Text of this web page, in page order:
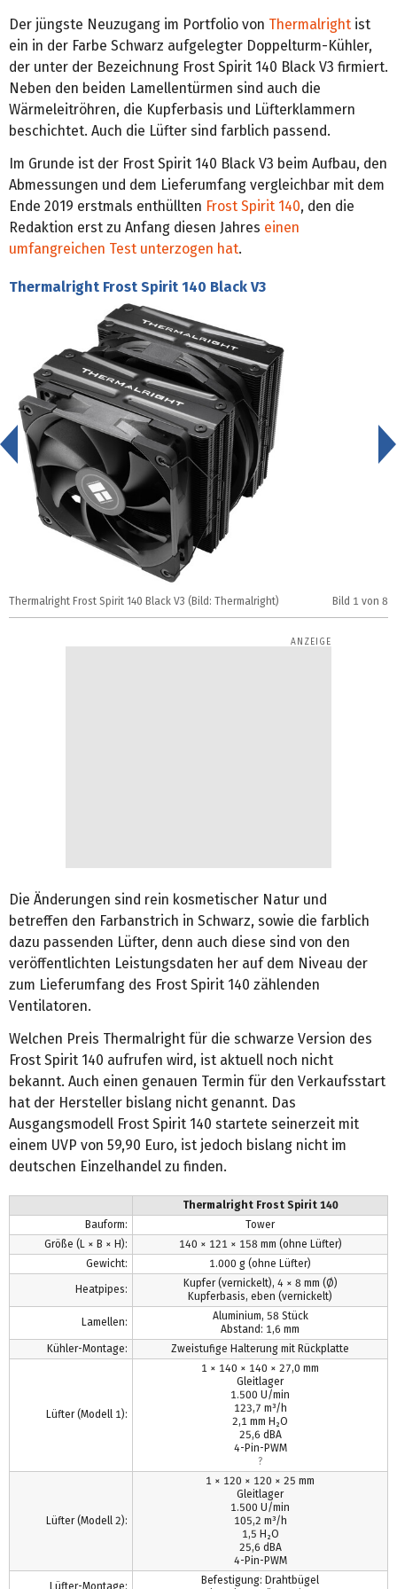
Der jüngste Neuzugang im Portfolio von Thermalright ist
ein in der Farbe Schwarz aufgelegter Doppelturm-Kühler,
der unter der Bezeichnung Frost Spirit 140 Black V3 firmiert.
Neben den beiden Lamellentürmen sind auch die
Wärmeleitröhren, die Kupferbasis und Lüfterklammern
beschichtet. Auch die Lüfter sind farblich passend.
Im Grunde ist der Frost Spirit 140 Black V3 beim Aufbau, den
Abmessungen und dem Lieferumfang vergleichbar mit dem
Ende 2019 erstmals enthüllten Frost Spirit 140, den die
Redaktion erst zu Anfang diesen Jahres einen
umfangreichen Test unterzogen hat.
Thermalright Frost Spirit 140 Black V3
Thermalright Frost Spirit 140 Black V3 (Bild: Thermalright) Bild 1 von 8
<
Die Änderungen sind rein kosmetischer Natur und
betreffen den Farbanstrich in Schwarz, sowie die farblich
dazu passenden Lüfter, denn auch diese sind von den
veröffentlichten Leistungsdaten her auf dem Niveau der
zum Lieferumfang des Frost Spirit 140 zählenden
Ventilatoren.
Welchen Preis Thermalright für die schwarze Version des
Frost Spirit 140 aufrufen wird, ist aktuell noch nicht
bekannt. Auch einen genauen Termin für den Verkaufsstart
hat der Hersteller bislang nicht genannt. Das
Ausgangsmodell Frost Spirit 140 startete seinerzeit mit
einem UVP von 59,90 Euro, ist jedoch bislang nicht im
deutschen Einzelhandel zu finden.
Thermalright Frost Spirit 140
Bauform:
Tower
Größe (L × B × H):
140 × 121 × 158 mm (ohne Lüfter)
Gewicht:
1.000 g (ohne Lüfter)
Heatpipes:
Kupfer (vernickelt), 4 × 8 mm (Ø)
Kupferbasis, eben (vernickelt)
Lamellen:
Aluminium, 58 Stück
Abstand: 1,6 mm
Kühler-Montage:
Zweistufige Halterung mit Rückplatte
Lüfter (Modell 1):
1 × 140 × 140 × 27,0 mm
Gleitlager
1.500 U/min
123,7 m³/h
2,1 mm H₂O
25,6 dBA
4-Pin-PWM
?
Lüfter (Modell 2):
1 × 120 × 120 × 25 mm
Gleitlager
1.500 U/min
105,2 m³/h
1,5 H₂O
25,6 dBA
4-Pin-PWM
Lüfter-Montage:
Befestigung: Drahtbügel